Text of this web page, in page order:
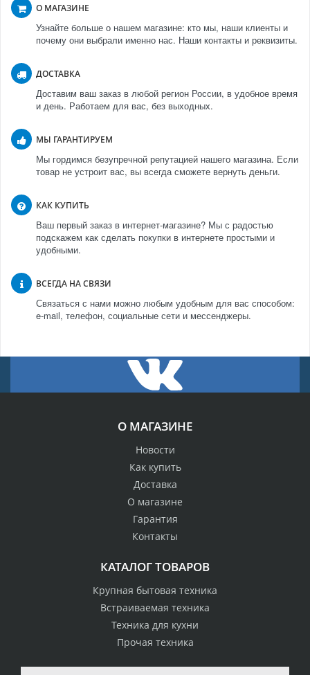
О МАГАЗИНЕ
Узнайте больше о нашем магазине: кто мы, наши клиенты и
почему они выбрали именно нас. Наши контакты и реквизиты.
ДОСТАВКА
Доставим ваш заказ в любой регион России, в удобное время
и день. Работаем для вас, без выходных.
МЫ ГАРАНТИРУЕМ
Мы гордимся безупречной репутацией нашего магазина. Если
товар не устроит вас, вы всегда сможете вернуть деньги.
КАК КУПИТЬ
Ваш первый заказ в интернет-магазине? Мы с радостью
подскажем как сделать покупки в интернете простыми и
удобными.
ВСЕГДА НА СВЯЗИ
Связаться с нами можно любым удобным для вас способом:
e-mail, телефон, социальные сети и мессенджеры.
О МАГАЗИНЕ
Новости
Как купить
Доставка
О магазине
Гарантия
Контакты
КАТАЛОГ ТОВАРОВ
Крупная бытовая техника
Встраиваемая техника
Техника для кухни
Прочая техника